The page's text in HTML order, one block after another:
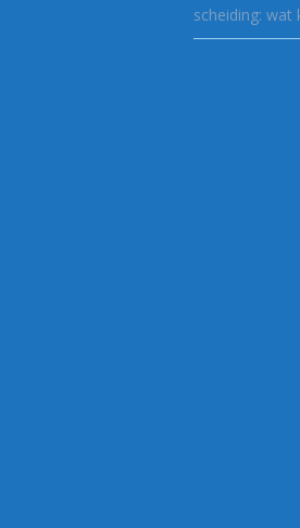
scheiding: wat